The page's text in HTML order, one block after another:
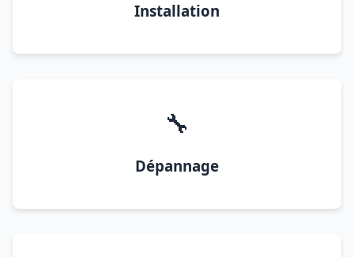
Installation
🔧
Dépannage